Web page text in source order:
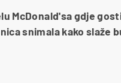
McDonald'sa gdje
snimala kako slaže